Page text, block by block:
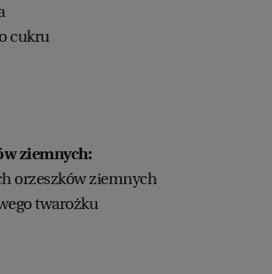
cukru
ziemnych:
orzeszków ziemnych
twarożku